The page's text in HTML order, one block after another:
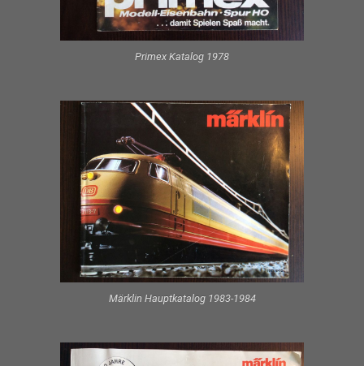
Primex Katalog 1978
Märklin Hauptkatalog 1983-1984